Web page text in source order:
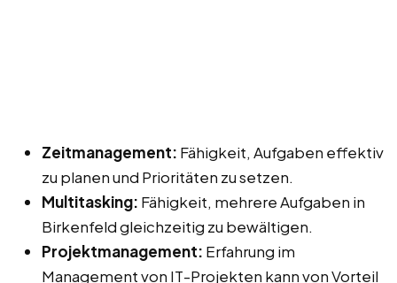
Zeitmanagement: Fähigkeit, Aufgaben effektiv
zu planen und Prioritäten zu setzen.
Multitasking: Fähigkeit, mehrere Aufgaben in
Birkenfeld gleichzeitig zu bewältigen.
Projektmanagement: Erfahrung im
Management von IT-Projekten kann von Vorteil